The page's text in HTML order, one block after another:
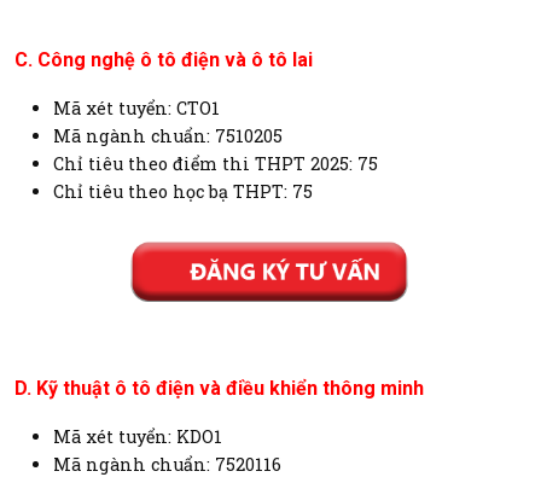
C. Công nghệ ô tô điện và ô tô lai
Mã xét tuyển: CTO1
Mã ngành chuẩn: 7510205
Chỉ tiêu theo điểm thi THPT 2025: 75
Chỉ tiêu theo học bạ THPT: 75
D. Kỹ thuật ô tô điện và điều khiển thông minh
Mã xét tuyển: KDO1
Mã ngành chuẩn: 7520116